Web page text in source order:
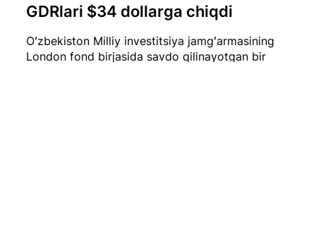
Oʻzbekiston Milliy investitsiya jamgʻarmasining
London fond birjasida savdo qilinayotgan bir
GDRlari $34 dollarga chiqdi